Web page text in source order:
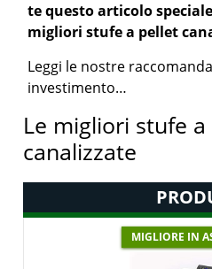
te questo articolo
migliori stufe a pellet
Leggi le nostre
investimento…
Le migliori stufe
canalizzate
MIGLIORE IN